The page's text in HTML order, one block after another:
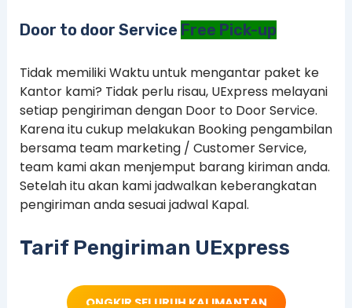
Door to door Service Free Pick-up
Tidak memiliki Waktu untuk mengantar paket ke
Kantor kami? Tidak perlu risau, UExpress melayani
setiap pengiriman dengan Door to Door Service.
Karena itu cukup melakukan Booking pengambilan
bersama team marketing / Customer Service,
team kami akan menjemput barang kiriman anda.
Setelah itu akan kami jadwalkan keberangkatan
pengiriman anda sesuai jadwal Kapal.
Tarif Pengiriman UExpress
ONGKIR SELURUH KALIMANTAN